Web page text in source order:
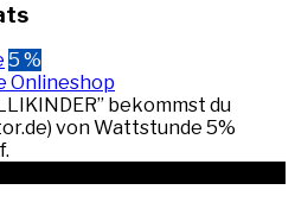
5 %
Onlineshop
bekommst du
von Wattstunde 5%